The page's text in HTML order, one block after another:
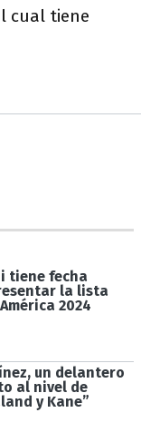
cual tiene
tiene fecha
la lista
2024
un delantero
al nivel de
y Kane”